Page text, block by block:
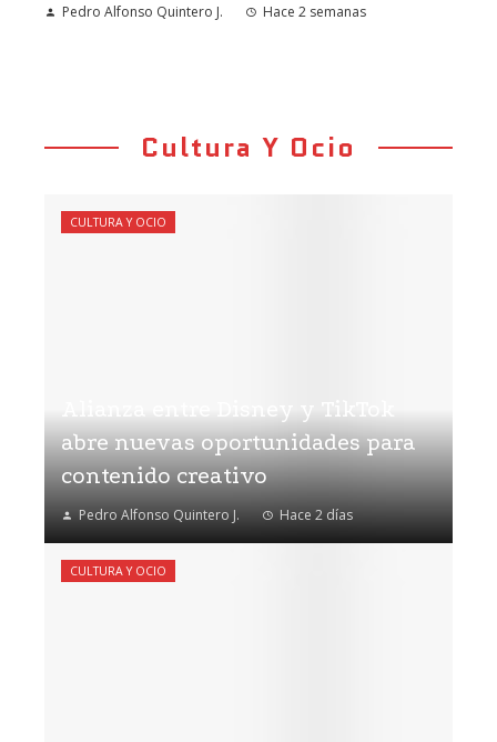
Pedro Alfonso Quintero J. Hace 2 semanas
Cultura Y Ocio
Alianza entre Disney y TikTok
abre nuevas oportunidades para
contenido creativo
Pedro Alfonso Quintero J. Hace 2 días
CULTURA Y OCIO
CULTURA Y OCIO